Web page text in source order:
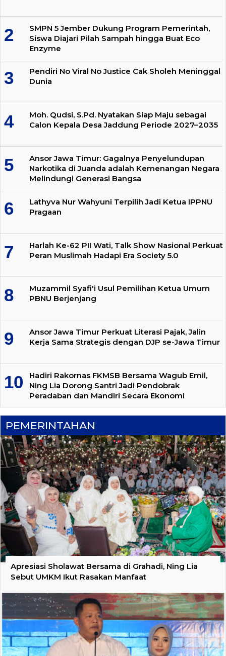
SMPN 5 Jember Dukung Program Pemerintah,
Siswa Diajari Pilah Sampah hingga Buat Eco
Enzyme
Pendiri No Viral No Justice Cak Sholeh Meninggal
Dunia
Moh. Qudsi, S.Pd. Nyatakan Siap Maju sebagai
Calon Kepala Desa Jaddung Periode 2027–2035
Ansor Jawa Timur: Gagalnya Penyelundupan
Narkotika di Juanda adalah Kemenangan Negara
Melindungi Generasi Bangsa
Lathyva Nur Wahyuni Terpilih Jadi Ketua IPPNU
Pragaan
Harlah Ke-62 PII Wati, Talk Show Nasional Perkuat
Peran Muslimah Hadapi Era Society 5.0
Muzammil Syafi'i Usul Pemilihan Ketua Umum
PBNU Berjenjang
Ansor Jawa Timur Perkuat Literasi Pajak, Jalin
Kerja Sama Strategis dengan DJP se-Jawa Timur
Hadiri Rakornas FKMSB Bersama Wagub Emil,
Ning Lia Dorong Santri Jadi Pendobrak
Peradaban dan Mandiri Secara Ekonomi
PEMERINTAHAN
Apresiasi Sholawat Bersama di Grahadi, Ning Lia
Sebut UMKM Ikut Rasakan Manfaat